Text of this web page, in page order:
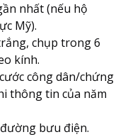
nhất (nếu hộ
Mỹ).
chụp trong 6
kính.
công dân/chứng
thông tin của năm
bưu điện.